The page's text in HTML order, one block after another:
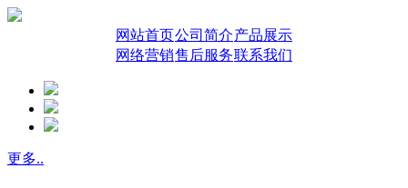
网站首页公司简介产品展示
网络营销售后服务联系我们
更多..